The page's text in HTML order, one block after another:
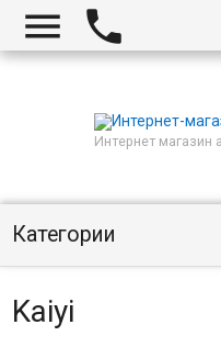
 
Интернет магазин
Категории
Kaiyi